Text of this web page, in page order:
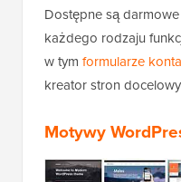
Dostępne są
każdego rodzaju
w tym formularze
kreator stron
Motywy